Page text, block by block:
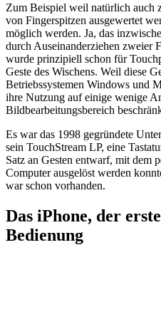
Zum Beispiel weil natürlich auch
von Fingerspitzen ausgewertet
möglich werden. Ja, das
durch Auseinanderziehen zweier
wurde prinzipiell schon für
Geste des Wischens. Weil diese
Betriebssystemen Windows und
ihre Nutzung auf einige wenige
Bildbearbeitungsbereich
Es war das 1998 gegründete
sein TouchStream LP, eine
Satz an Gesten entwarf, mit dem
Computer ausgelöst werden
war schon vorhanden.
Das iPhone, der
Bedienung